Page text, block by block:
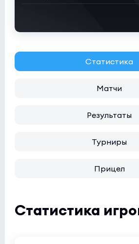
Статистика
Матчи
Результаты
Турниры
Прицел
Статистика